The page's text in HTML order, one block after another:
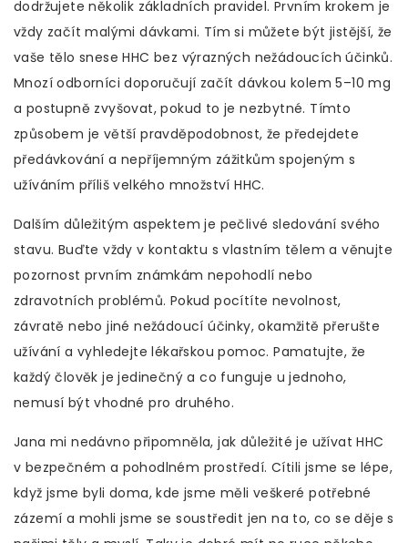
dodržujete několik základních pravidel. Prvním krokem je
vždy začít malými dávkami. Tím si můžete být jistější, že
vaše tělo snese HHC bez výrazných nežádoucích účinků.
Mnozí odborníci doporučují začít dávkou kolem 5–10 mg
a postupně zvyšovat, pokud to je nezbytné. Tímto
způsobem je větší pravděpodobnost, že předejdete
předávkování a nepříjemným zážitkům spojeným s
užíváním příliš velkého množství HHC.
Dalším důležitým aspektem je pečlivé sledování svého
stavu. Buďte vždy v kontaktu s vlastním tělem a věnujte
pozornost prvním známkám nepohodlí nebo
zdravotních problémů. Pokud pocítíte nevolnost,
závratě nebo jiné nežádoucí účinky, okamžitě přerušte
užívání a vyhledejte lékařskou pomoc. Pamatujte, že
každý člověk je jedinečný a co funguje u jednoho,
nemusí být vhodné pro druhého.
Jana mi nedávno připomněla, jak důležité je užívat HHC
v bezpečném a pohodlném prostředí. Cítili jsme se lépe,
když jsme byli doma, kde jsme měli veškeré potřebné
zázemí a mohli jsme se soustředit jen na to, co se děje s